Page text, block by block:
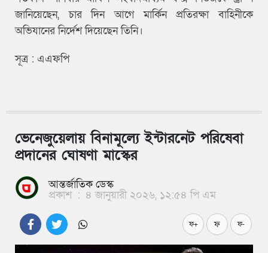
জানিয়েছেন, চার দিন আগে মার্কিন প্রতিরক্ষা বাহিনীকে
অভিযানের নির্দেশ দিয়েছেন তিনি।
সূত্র : এএফপি
ভেনেজুয়েলায় বিনামূল্যে ইন্টারনেট পরিষেবা
প্রদানের ঘোষণা মাস্কের
আন্তর্জাতিক ডেস্ক
প্রকাশ : ৪ জানুয়ারী ২০২৬, ১২:৫৪ পি এম
ফ+ ফ ফ-